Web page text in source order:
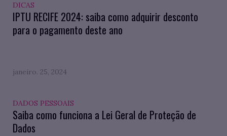
DICAS
IPTU RECIFE 2024: saiba como adquirir desconto
para o pagamento deste ano
janeiro. 25, 2024
DADOS PESSOAIS
Saiba como funciona a Lei Geral de Proteção de
Dados